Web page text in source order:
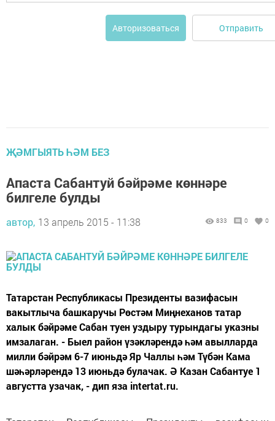
Авторизоваться Отправить
ҖӘМГЫЯТЬ ҺӘМ БЕЗ
Апаста Сабантуй бәйрәме көннәре
билгеле булды
автор, 13 апрель 2015 - 11:38 833 0 0
Татарстан Республикасы Президенты вазифасын
вакытлыча башкаручы Рөстәм Миңнеханов татар
халык бәйрәме Сабан туен уздыру турындагы указны
имзалаган. - Быел район үзәкләрендә һәм авылларда
милли бәйрәм 6-7 июньдә Яр Чаллы һәм Түбән Кама
шәһәрләрендә 13 июньдә булачак. Ә Казан Сабантуе 1
августта узачак, - дип яза intertat.ru.